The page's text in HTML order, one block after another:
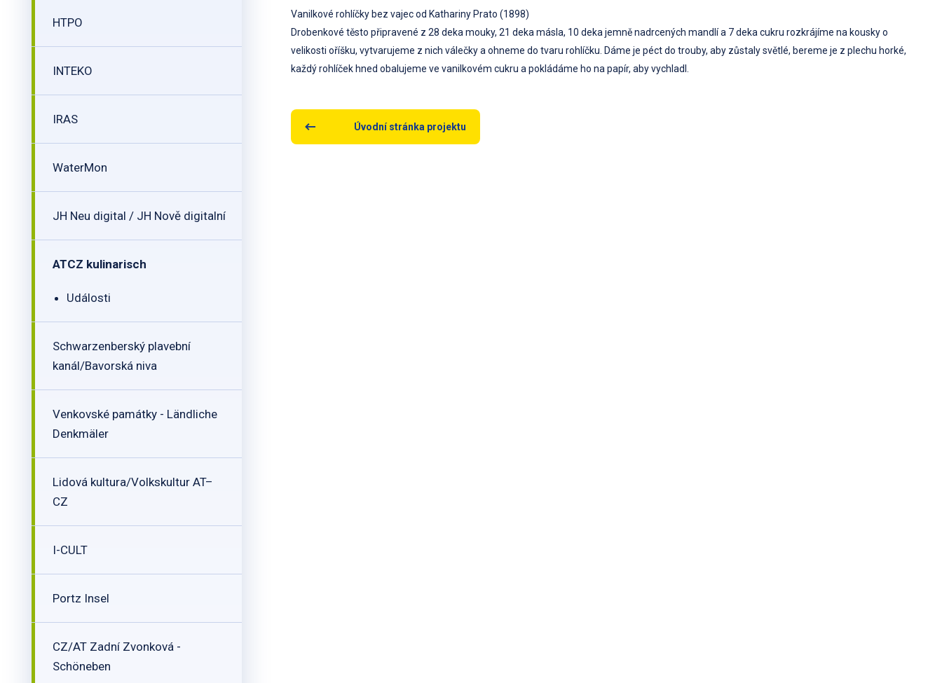
HTPO
INTEKO
IRAS
WaterMon
JH Neu digital / JH Nově digitalní
ATCZ kulinarisch
Události
Schwarzenberský plavební
kanál/Bavorská niva
Venkovské památky - Ländliche
Denkmäler
Lidová kultura/Volkskultur AT–
CZ
I-CULT
Portz Insel
CZ/AT Zadní Zvonková -
Schöneben
Vanilkové rohlíčky bez vajec od Kathariny Prato (1898)
Drobenkové těsto připravené z 28 deka mouky, 21 deka másla, 10 deka jemně nadrcených mandlí a 7 deka cukru rozkrájíme na kousky o
velikosti oříšku, vytvarujeme z nich válečky a ohneme do tvaru rohlíčku. Dáme je péct do trouby, aby zůstaly světlé, bereme je z plechu horké,
každý rohlíček hned obalujeme ve vanilkovém cukru a pokládáme ho na papír, aby vychladl.
Úvodní stránka projektu